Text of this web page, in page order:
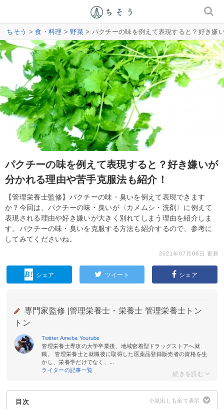
ちそう >食・料理 >野菜> パクチーの味を例えて表現すると？好き嫌
パクチーの味を例えて表現すると？好き嫌いが
分かれる理由や苦手克服法も紹介！
【管理栄養士監修】パクチーの味・臭いを例えて表現できます
か？今回は、パクチーの味・臭いが〈カメムシ・洗剤〉に例えて
表現される理由や好き嫌いが大きく別れてしまう理由を紹介しま
す。パクチーの味・臭いを克服する方法も紹介するので、参考に
してみてくださいね。
2021年07月06日 更新
シェア ツイート シェア
専門家監修 | 管理栄養士・栄養士 管理栄養士トン
トン
Twitter Ameba Youtube
管理栄養士専攻の大学卒業後、地域密着型ドラッグストアへ就
職。 管理栄養士と就職後に取得した医薬品登録販売者の資格を生
かし、栄養学だけでなく、...
ライターの記事一覧
目次